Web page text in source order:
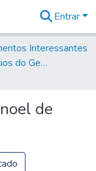
Entrar
Interessantes
Volume 78 - Ofícios do General Martim Lopes Lobo de Saldanha (1777)
de